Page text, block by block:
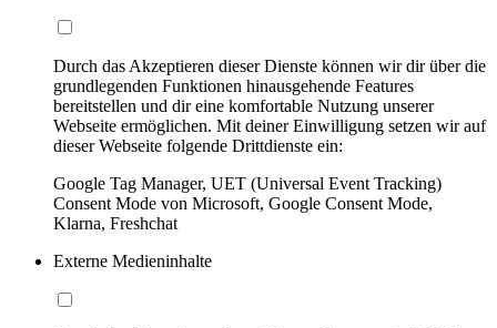
Durch das Akzeptieren dieser Dienste können wir dir über die
grundlegenden Funktionen hinausgehende Features
bereitstellen und dir eine komfortable Nutzung unserer
Webseite ermöglichen. Mit deiner Einwilligung setzen wir auf
dieser Webseite folgende Drittdienste ein:
Google Tag Manager, UET (Universal Event Tracking)
Consent Mode von Microsoft, Google Consent Mode,
Klarna, Freshchat
Externe Medieninhalte